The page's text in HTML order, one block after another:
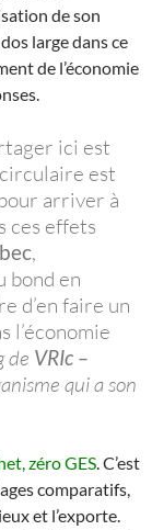
de son
large dans ce
de l’économie
ici est
est
arriver à
ces effets
,
bond en
d’en faire un
l’économie
de VRIc –
qui a son
zéro GES. C’est
comparatifs,
et l’exporte.